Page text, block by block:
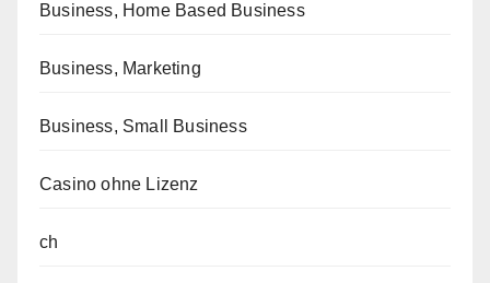
Business, Home Based Business
Business, Marketing
Business, Small Business
Casino ohne Lizenz
ch